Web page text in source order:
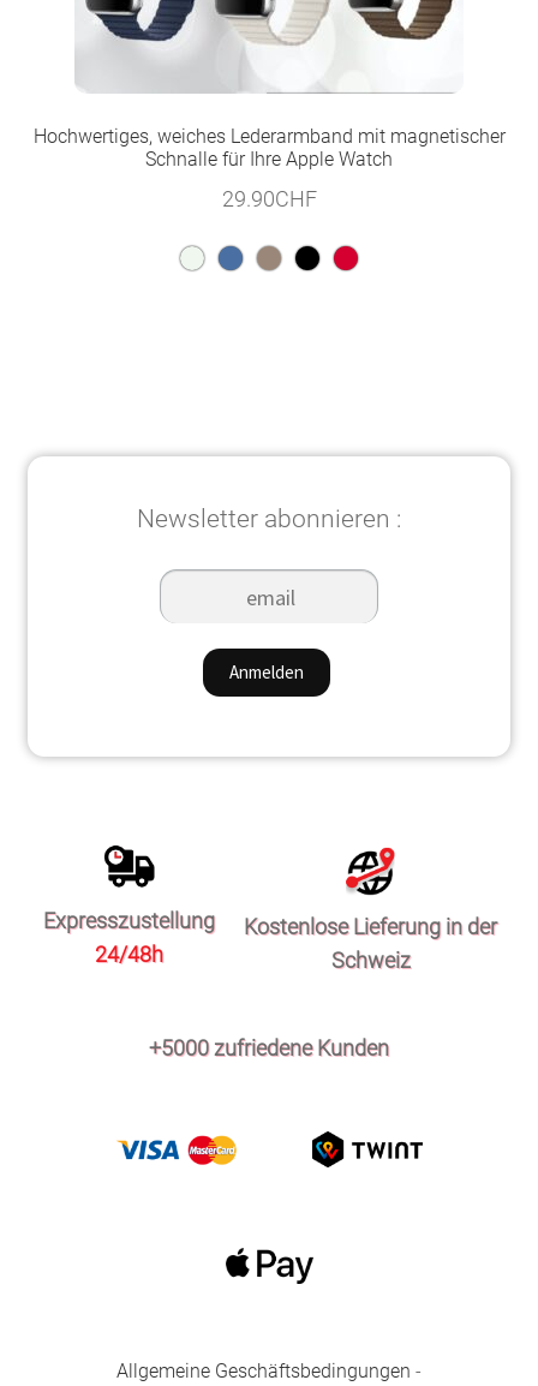
Hochwertiges, weiches Lederarmband mit magnetischer
Schnalle für Ihre Apple Watch
29.90CHF
Newsletter abonnieren :
Expresszustellung
24/48h
Kostenlose Lieferung in der
Schweiz
+5000 zufriedene Kunden
Allgemeine Geschäftsbedingungen -